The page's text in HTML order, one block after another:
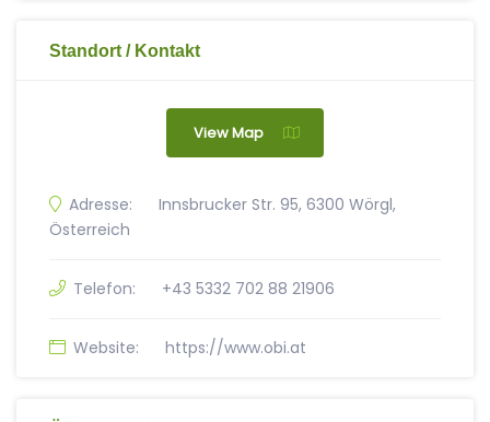
Standort / Kontakt
View Map
Adresse:
Innsbrucker Str. 95, 6300 Wörgl,
Österreich
Telefon: +43 5332 702 88 21906
Website: https://www.obi.at